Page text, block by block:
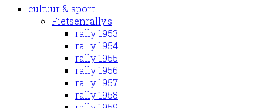
cultuur & sport
Fietsenrally's
rally 1953
rally 1954
rally 1955
rally 1956
rally 1957
rally 1958